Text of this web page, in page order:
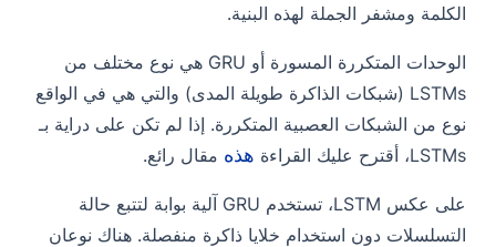
الكلمة ومشفر الجملة لهذه البنية.
الوحدات المتكررة المسورة أو GRU هي نوع مختلف من
LSTMs (شبكات الذاكرة طويلة المدى) والتي هي في الواقع
نوع من الشبكات العصبية المتكررة. إذا لم تكن على دراية بـ
LSTMs، أقترح عليك القراءة
هذه مقال رائع.
على عكس LSTM، تستخدم GRU آلية بوابة لتتبع حالة
التسلسلات دون استخدام خلايا ذاكرة منفصلة. هناك نوعان